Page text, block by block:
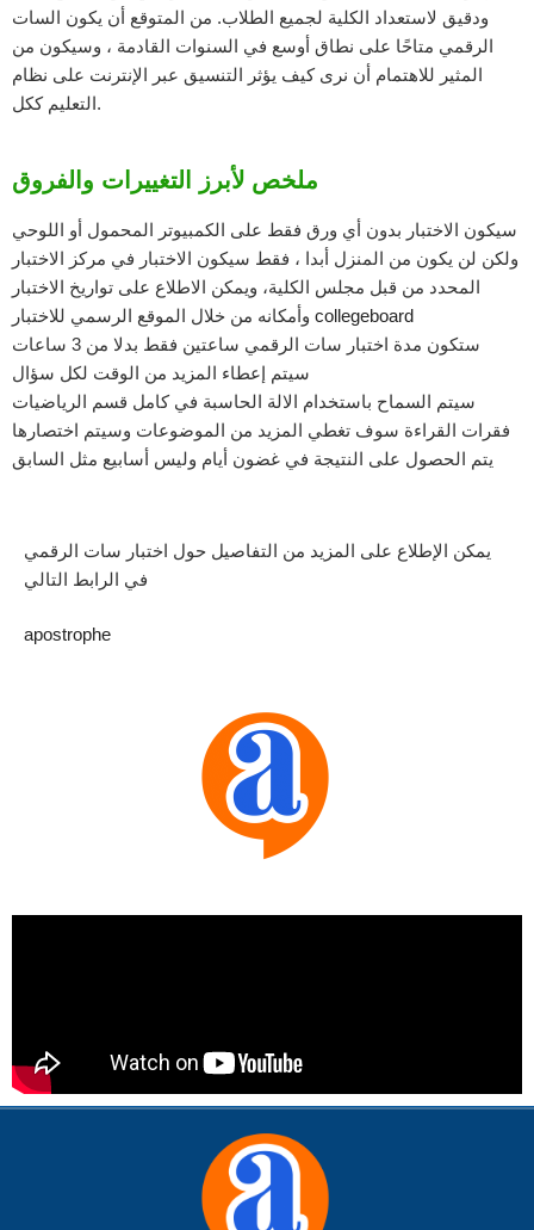
ودقيق لاستعداد الكلية لجميع الطلاب. من المتوقع أن يكون السات
الرقمي متاحًا على نطاق أوسع في السنوات القادمة ، وسيكون من
المثير للاهتمام أن نرى كيف يؤثر التنسيق عبر الإنترنت على نظام
التعليم ككل.
ملخص لأبرز التغييرات والفروق
سيكون الاختبار بدون أي ورق فقط على الكمبيوتر المحمول أو اللوحي
ولكن لن يكون من المنزل أبدا ، فقط سيكون الاختبار في مركز الاختبار
المحدد من قبل مجلس الكلية، ويمكن الاطلاع على تواريخ الاختبار
collegeboard
ستكون مدة اختبار سات الرقمي ساعتين فقط بدلا من 3 ساعات
سيتم إعطاء المزيد من الوقت لكل سؤال
يمكن الإطلاع على المزيد من التفاصيل حول اختبار سات الرقمي
apostrophe